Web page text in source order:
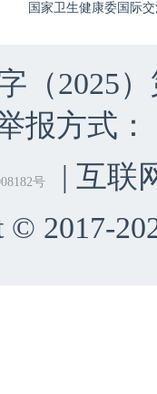
国家卫生健康委国际
（2025
报方式：
号
| 互联
© 2017-